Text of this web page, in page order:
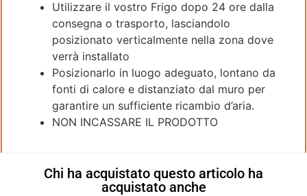
Utilizzare il vostro Frigo dopo 24 ore dalla
consegna o trasporto, lasciandolo
posizionato verticalmente nella zona dove
verrà installato
Posizionarlo in luogo adeguato, lontano da
fonti di calore e distanziato dal muro per
garantire un sufficiente ricambio d’aria.
NON INCASSARE IL PRODOTTO
Chi ha acquistato questo articolo ha
acquistato anche